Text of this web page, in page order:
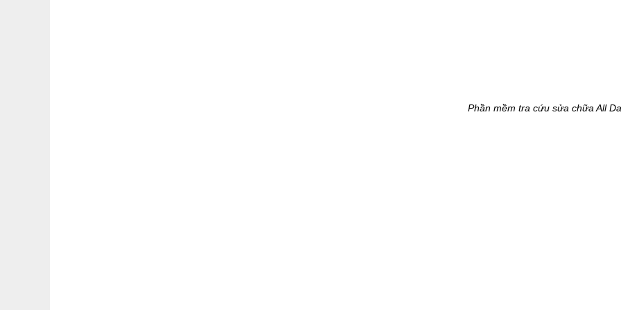
Phần mềm tra cứu sửa chữa All